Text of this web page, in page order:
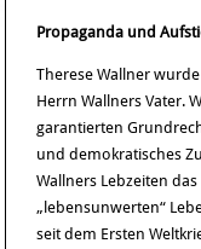
Propaganda und
Therese Wallner
Herrn Wallners Vater.
garantierten
und demokratisches
Wallners Lebzeiten
„lebensunwerten“
seit dem Ersten